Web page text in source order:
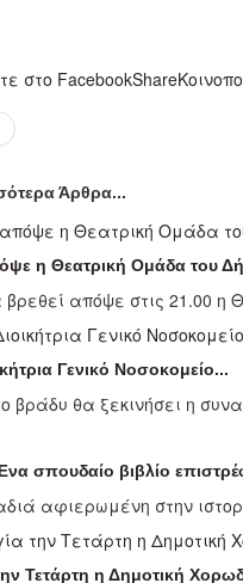
στο FacebookShare
Άρθρα...
η Θεατρική Ομάδα του
απόψε στις 21.00
Γενικό Νοσοκομείο...
βράδυ θα ξεκινήσει η
σπουδαίο βιβλίο
αφιερωμένη στην
Τετάρτη η Δημοτική